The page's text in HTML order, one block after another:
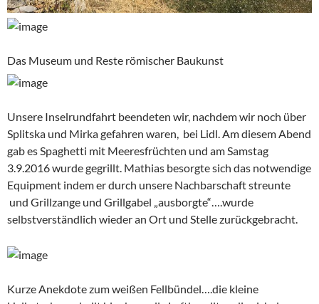
Das Museum und Reste römischer Baukunst
Unsere Inselrundfahrt beendeten wir, nachdem wir noch über
Splitska und Mirka gefahren waren, bei Lidl. Am diesem Abend
gab es Spaghetti mit Meeresfrüchten und am Samstag
3.9.2016 wurde gegrillt. Mathias besorgte sich das notwendige
Equipment indem er durch unsere Nachbarschaft streunte
und Grillzange und Grillgabel „ausborgte“….wurde
selbstverständlich wieder an Ort und Stelle zurückgebracht.
Kurze Anekdote zum weißen Fellbündel….die kleine